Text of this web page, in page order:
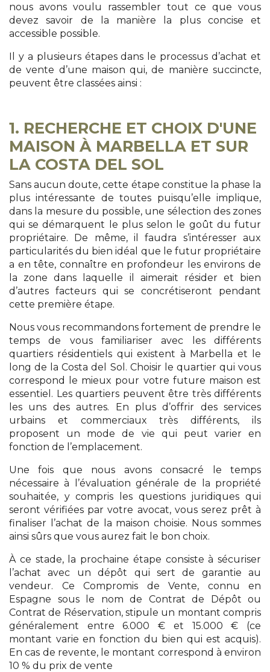
nous avons voulu rassembler tout ce que vous
devez savoir de la manière la plus concise et
accessible possible.
Il y a plusieurs étapes dans le processus d’achat et
de vente d’une maison qui, de manière succincte,
peuvent être classées ainsi :
1. RECHERCHE ET CHOIX D'UNE
MAISON À MARBELLA ET SUR
LA COSTA DEL SOL
Sans aucun doute, cette étape constitue la phase la
plus intéressante de toutes puisqu’elle implique,
dans la mesure du possible, une sélection des zones
qui se démarquent le plus selon le goût du futur
propriétaire. De même, il faudra s’intéresser aux
particularités du bien idéal que le futur propriétaire
a en tête, connaître en profondeur les environs de
la zone dans laquelle il aimerait résider et bien
d’autres facteurs qui se concrétiseront pendant
cette première étape.
Nous vous recommandons fortement de prendre le
temps de vous familiariser avec les différents
quartiers résidentiels qui existent à Marbella et le
long de la Costa del Sol. Choisir le quartier qui vous
correspond le mieux pour votre future maison est
essentiel. Les quartiers peuvent être très différents
les uns des autres. En plus d’offrir des services
urbains et commerciaux très différents, ils
proposent un mode de vie qui peut varier en
fonction de l’emplacement.
Une fois que nous avons consacré le temps
nécessaire à l’évaluation générale de la propriété
souhaitée, y compris les questions juridiques qui
seront vérifiées par votre avocat, vous serez prêt à
finaliser l’achat de la maison choisie. Nous sommes
ainsi sûrs que vous aurez fait le bon choix.
À ce stade, la prochaine étape consiste à sécuriser
l’achat avec un dépôt qui sert de garantie au
vendeur. Ce Compromis de Vente, connu en
Espagne sous le nom de Contrat de Dépôt ou
Contrat de Réservation, stipule un montant compris
généralement entre 6.000 € et 15.000 € (ce
montant varie en fonction du bien qui est acquis).
En cas de revente, le montant correspond à environ
10 % du prix de vente